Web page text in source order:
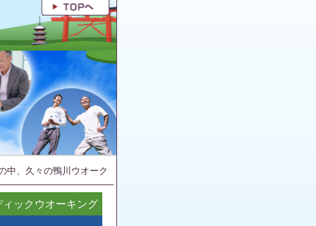
、久々の鴨川ウオーク
ックウオーキング